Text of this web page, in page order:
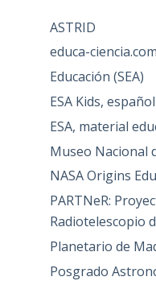
ASTRID
educa-ciencia.com
Educación (SEA)
ESA Kids, español
ESA, material
Museo Nacional
NASA Origins
PARTNeR:
Radiotelescopio
Planetario de
Posgrado